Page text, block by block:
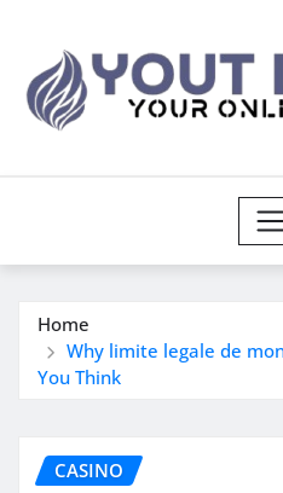
content
Home
Why limite legale de
You Think
CASINO